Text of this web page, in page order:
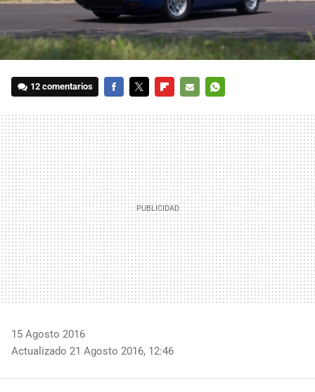
12 comentarios
MAIL
15 Agosto 2016
Actualizado 21 Agosto 2016, 12:46